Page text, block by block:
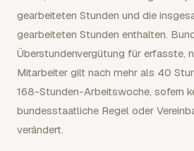
gearbeiteten Stunden und die
gearbeiteten Stunden enthalten.
Überstundenvergütung für erfasste,
Mitarbeiter gilt nach mehr als 40
168-Stunden-Arbeitswoche, sofern
bundesstaatliche Regel oder
verändert.